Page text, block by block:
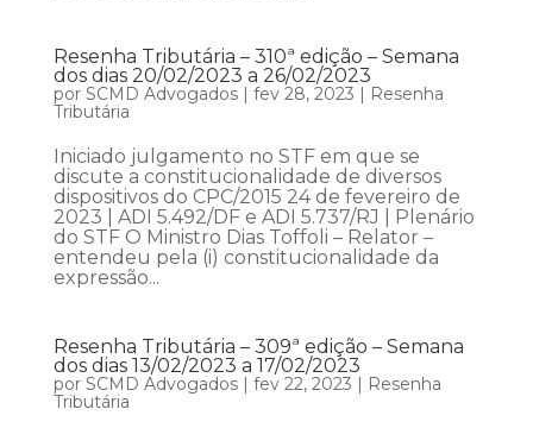
Resenha Tributária – 310ª edição – Semana
dos dias 20/02/2023 a 26/02/2023
por SCMD Advogados| fev 28, 2023 | Resenha
Tributária
Iniciado julgamento no STF em que se
discute a constitucionalidade de diversos
dispositivos do CPC/2015 24 de fevereiro de
2023 | ADI 5.492/DF e ADI 5.737/RJ | Plenário
do STF O Ministro Dias Toffoli – Relator –
entendeu pela (i) constitucionalidade da
expressão...
Resenha Tributária – 309ª edição – Semana
dos dias 13/02/2023 a 17/02/2023
por SCMD Advogados| fev 22, 2023 | Resenha
Tributária